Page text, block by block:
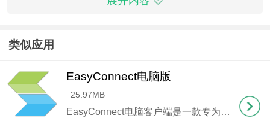
类似应用
EasyConnect电脑版
25.97MB
EasyConnect电脑客户端是一款专为企业远程办公设计的实用工具，让您随时随地安全接入公司内部网络系统。界面设计直观友好，功能全面且响应迅速，只需填写服务器地址就能一键连接。特别提供代理服务